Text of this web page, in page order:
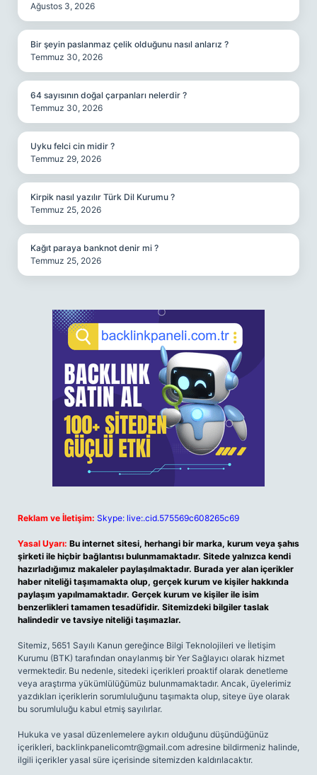
Ağustos 3, 2026
Bir şeyin paslanmaz çelik olduğunu nasıl anlarız ?
Temmuz 30, 2026
64 sayısının doğal çarpanları nelerdir ?
Temmuz 30, 2026
Uyku felci cin midir ?
Temmuz 29, 2026
Kirpik nasıl yazılır Türk Dil Kurumu ?
Temmuz 25, 2026
Kağıt paraya banknot denir mi ?
Temmuz 25, 2026
Reklam ve İletişim: Skype: live:.cid.575569c608265c69
Yasal Uyarı: Bu internet sitesi, herhangi bir marka, kurum veya şahıs
şirketi ile hiçbir bağlantısı bulunmamaktadır. Sitede yalnızca kendi
hazırladığımız makaleler paylaşılmaktadır. Burada yer alan içerikler
haber niteliği taşımamakta olup, gerçek kurum ve kişiler hakkında
paylaşım yapılmamaktadır. Gerçek kurum ve kişiler ile isim
benzerlikleri tamamen tesadüfidir. Sitemizdeki bilgiler taslak
halindedir ve tavsiye niteliği taşımazlar.
Sitemiz, 5651 Sayılı Kanun gereğince Bilgi Teknolojileri ve İletişim
Kurumu (BTK) tarafından onaylanmış bir Yer Sağlayıcı olarak hizmet
vermektedir. Bu nedenle, sitedeki içerikleri proaktif olarak denetleme
veya araştırma yükümlülüğümüz bulunmamaktadır. Ancak, üyelerimiz
yazdıkları içeriklerin sorumluluğunu taşımakta olup, siteye üye olarak
bu sorumluluğu kabul etmiş sayılırlar.
Hukuka ve yasal düzenlemelere aykırı olduğunu düşündüğünüz
içerikleri, backlinkpanelicomtr@gmail.com adresine bildirmeniz halinde,
ilgili içerikler yasal süre içerisinde sitemizden kaldırılacaktır.